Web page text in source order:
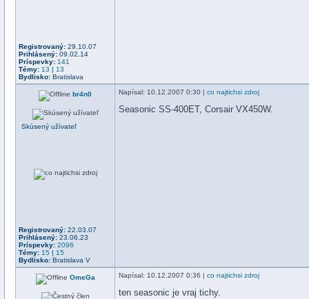
Registrovaný: 29.10.07
Prihlásený: 09.02.14
Príspevky: 141
Témy: 13 | 13
Bydlisko: Bratislava
br4n0
Skúsený užívateľ
Registrovaný: 22.03.07
Prihlásený: 23.06.23
Príspevky: 2096
Témy: 15 | 15
Bydlisko: Bratislava V
Napísal: 10.12.2007 0:30 | co najtichsi zdroj
Seasonic SS-400ET, Corsair VX450W.
OmeGa Napísal: 10.12.2007 0:36 | co najtichsi zdroj
ten seasonic je vraj tichy.